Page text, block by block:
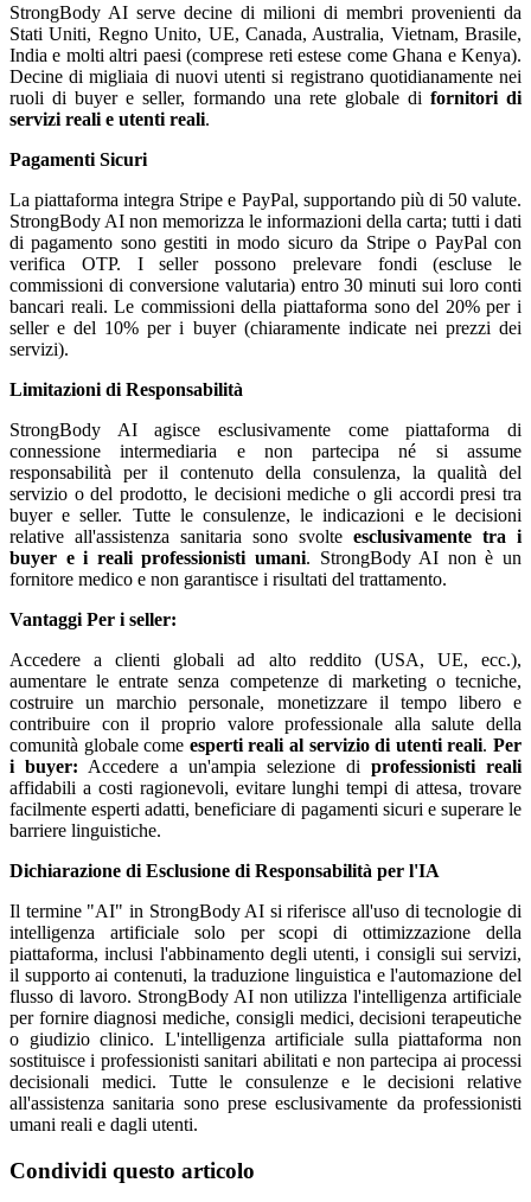
StrongBody AI serve decine di milioni di membri provenienti da
Stati Uniti, Regno Unito, UE, Canada, Australia, Vietnam, Brasile,
India e molti altri paesi (comprese reti estese come Ghana e Kenya).
Decine di migliaia di nuovi utenti si registrano quotidianamente nei
ruoli di buyer e seller, formando una rete globale di fornitori di
servizi reali e utenti reali.
Pagamenti Sicuri
La piattaforma integra Stripe e PayPal, supportando più di 50 valute.
StrongBody AI non memorizza le informazioni della carta; tutti i dati
di pagamento sono gestiti in modo sicuro da Stripe o PayPal con
verifica OTP. I seller possono prelevare fondi (escluse le
commissioni di conversione valutaria) entro 30 minuti sui loro conti
bancari reali. Le commissioni della piattaforma sono del 20% per i
seller e del 10% per i buyer (chiaramente indicate nei prezzi dei
servizi).
Limitazioni di Responsabilità
StrongBody AI agisce esclusivamente come piattaforma di
connessione intermediaria e non partecipa né si assume
responsabilità per il contenuto della consulenza, la qualità del
servizio o del prodotto, le decisioni mediche o gli accordi presi tra
buyer e seller. Tutte le consulenze, le indicazioni e le decisioni
relative all'assistenza sanitaria sono svolte esclusivamente tra i
buyer e i reali professionisti umani. StrongBody AI non è un
fornitore medico e non garantisce i risultati del trattamento.
Vantaggi Per i seller:
Accedere a clienti globali ad alto reddito (USA, UE, ecc.),
aumentare le entrate senza competenze di marketing o tecniche,
costruire un marchio personale, monetizzare il tempo libero e
contribuire con il proprio valore professionale alla salute della
comunità globale come esperti reali al servizio di utenti reali.Per
i buyer: Accedere a un'ampia selezione di professionisti reali
affidabili a costi ragionevoli, evitare lunghi tempi di attesa, trovare
facilmente esperti adatti, beneficiare di pagamenti sicuri e superare le
barriere linguistiche.
Dichiarazione di Esclusione di Responsabilità per l'IA
Il termine "AI" in StrongBody AI si riferisce all'uso di tecnologie di
intelligenza artificiale solo per scopi di ottimizzazione della
piattaforma, inclusi l'abbinamento degli utenti, i consigli sui servizi,
il supporto ai contenuti, la traduzione linguistica e l'automazione del
flusso di lavoro. StrongBody AI non utilizza l'intelligenza artificiale
per fornire diagnosi mediche, consigli medici, decisioni terapeutiche
o giudizio clinico. L'intelligenza artificiale sulla piattaforma non
sostituisce i professionisti sanitari abilitati e non partecipa ai processi
decisionali medici. Tutte le consulenze e le decisioni relative
all'assistenza sanitaria sono prese esclusivamente da professionisti
umani reali e dagli utenti.
Condividi questo articolo